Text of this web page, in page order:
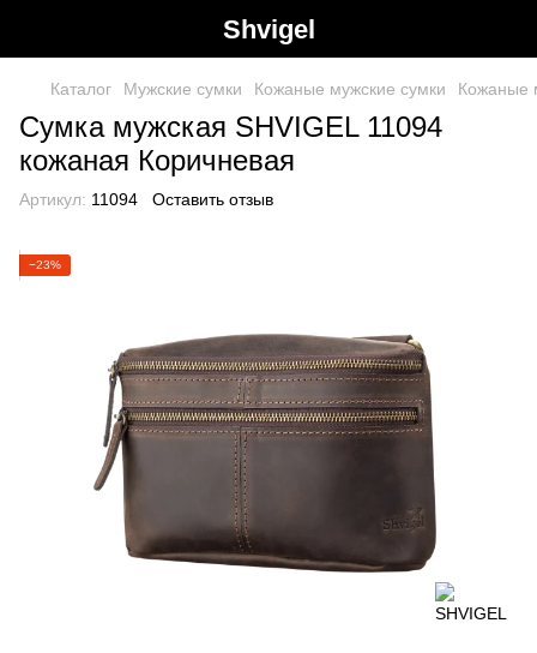
Shvigel
Каталог Мужские сумки Кожаные мужские сумки Кожаные
Сумка мужская SHVIGEL 11094
кожаная Коричневая
Артикул: 11094 Оставить отзыв
−23%